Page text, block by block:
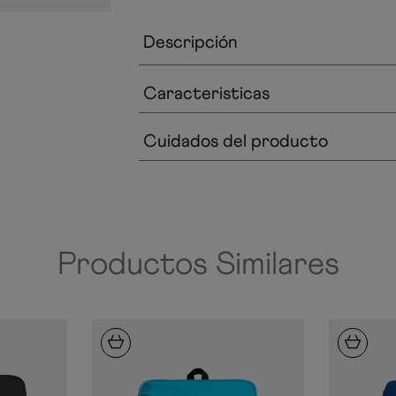
Descripción
Caracteristicas
Cuidados del producto
Productos Similares